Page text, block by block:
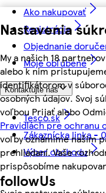
Nastavenia
My a našich 18
alebo k nim
identifikátorom v
osobných údajov. Svoj
voľbou Prijať alebo
Pravidlách pre ochranu
voľby oznámime našim
prehliadaní. Vaše
prispôsobíme
Ako nakupovať
Registrácia
Objednanie
Moje obľúbené
Kontaktujte nás
Tesco.sk
Zákaznícka linka -
Výber obchodu
followUs